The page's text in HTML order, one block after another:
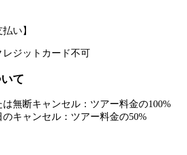
い】
レジットカード不可
て
は無断キャンセル：ツアー料金の100%
のキャンセル：ツアー料金の50%